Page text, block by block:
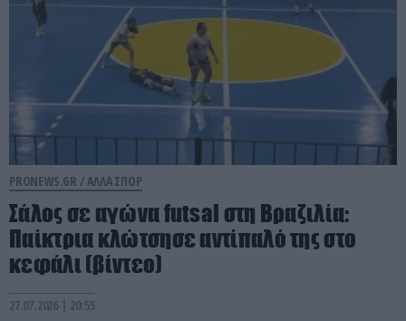
PRONEWS.GR /ΑΛΛΑ ΣΠΟΡ
Σάλος σε αγώνα futsal στη Βραζιλία:
Παίκτρια κλώτσησε αντίπαλό της στο
κεφάλι (βίντεο)
27.07.2026 | 20:55